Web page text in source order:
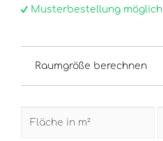
Musterbestellung möglich
Raumgröße berechnen